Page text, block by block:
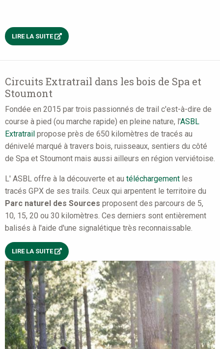
LIRE LA SUITE
Circuits Extratrail dans les bois de Spa et
Stoumont
Fondée en 2015 par trois passionnés de trail c'est-à-dire de
course à pied (ou marche rapide) en pleine nature, l'ASBL
Extratrail propose près de 650 kilomètres de tracés au
dénivelé marqué à travers bois, ruisseaux, sentiers du côté
de Spa et Stoumont mais aussi ailleurs en région verviétoise.
L' ASBL offre à la découverte et au téléchargement les
tracés GPX de ses trails. Ceux qui arpentent le territoire du
Parc naturel des Sources proposent des parcours de 5,
10, 15, 20 ou 30 kilomètres. Ces derniers sont entièrement
balisés à l'aide d'une signalétique très reconnaissable.
LIRE LA SUITE